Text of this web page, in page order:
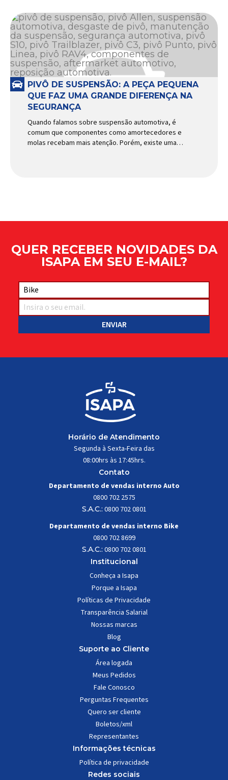
PIVÔ DE SUSPENSÃO: A PEÇA PEQUENA
QUE FAZ UMA GRANDE DIFERENÇA NA
SEGURANÇA
Quando falamos sobre suspensão automotiva, é
comum que componentes como amortecedores e
molas recebam mais atenção. Porém, existe uma
QUER RECEBER NOVIDADES DA
ISAPA EM SEU E-MAIL?
Horário de Atendimento
Segunda à Sexta-Feira das
08:00hrs às 17:45hrs.
Contato
Departamento de vendas interno Auto
0800 702 2575
S.A.C.: 0800 702 0801
Departamento de vendas interno Bike
0800 702 8699
S.A.C.: 0800 702 0801
Institucional
Conheça a Isapa
Porque a Isapa
Políticas de Privacidade
Transparência Salarial
Nossas marcas
Blog
Suporte ao Cliente
Área logada
Meus Pedidos
Fale Conosco
Perguntas Frequentes
Quero ser cliente
Boletos/xml
Representantes
Informações técnicas
Política de privacidade
Redes sociais